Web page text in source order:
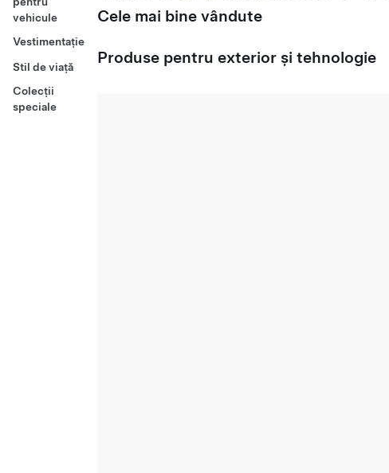
vehicule
Vestimentație
Stil de viață
Colecții
speciale
Cele mai bine vândute
Produse pentru exterior și tehnologie